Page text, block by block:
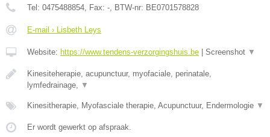
Tel: 0475488854, Fax: -, BTW-nr: BE0701578828
E-mail › Lisbeth Leys
Website: https://www.tendens-verzorgingshuis.be Screenshot ▼
Kinesiteherapie, acupunctuur, myofaciale, perinatale,
lymfedrainage, ▼
Kinesitherapie, Myofasciale therapie, Acupunctuur, Endermologie ▼
Er wordt gewerkt op afspraak.